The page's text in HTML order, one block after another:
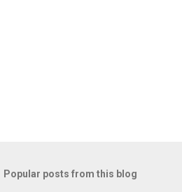
Popular posts from this blog